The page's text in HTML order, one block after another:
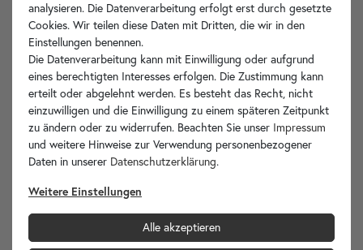
Artikelbeschreibung
Produktvideos
Hersteller-Info
Ihre Vorteile
analysieren. Die Datenverarbeitung erfolgt erst durch gesetzte
Cookies. Wir teilen diese Daten mit Dritten, die wir in den
Einstellungen benennen.
Die Datenverarbeitung kann mit Einwilligung oder aufgrund
eines berechtigten Interesses erfolgen. Die Zustimmung kann
erteilt oder abgelehnt werden. Es besteht das Recht, nicht
einzuwilligen und die Einwilligung zu einem späteren Zeitpunkt
zu ändern oder zu widerrufen. Beachten Sie unser Impressum
und weitere Hinweise zur Verwendung personenbezogener
Daten in unserer Daten­schutz­erklärung.
Weitere Einstellungen
Alle akzeptieren